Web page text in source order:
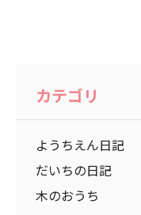
カテゴリ
ようちえん日記
だいちの日記
木のおうち